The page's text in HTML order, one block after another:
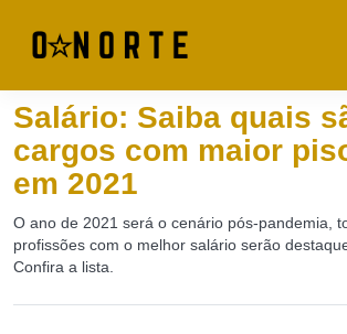
Salário: Saiba quais
cargos com maior
em 2021
O ano de 2021 será o cenário pós-pandemia,
profissões com o melhor salário serão
Confira a lista.